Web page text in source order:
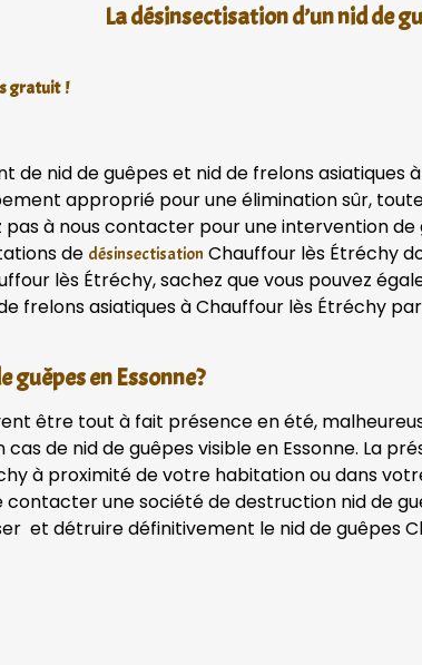
La désinsectisation d’un nid de
gratuit !
de nid de guêpes et nid de frelons asiatiques
approprié pour une élimination sûr,
pas à nous contacter pour une intervention de
de désinsectisation Chauffour lès Étréchy
lès Étréchy, sachez que vous pouvez
frelons asiatiques à Chauffour lès Étréchy
guêpes en Essonne?
être tout à fait présence en été,
de nid de guêpes visible en Essonne. La
à proximité de votre habitation ou dans
une société de destruction nid de
et détruire définitivement le nid de guêpes